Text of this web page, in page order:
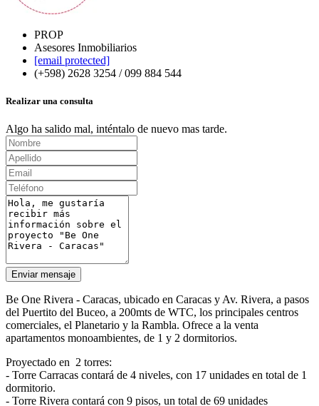
PROP
Asesores Inmobiliarios
[email protected]
(+598) 2628 3254 / 099 884 544
Realizar una consulta
Algo ha salido mal, inténtalo de nuevo mas tarde.
Enviar mensaje
Be One Rivera - Caracas, ubicado en Caracas y Av. Rivera, a pasos
del Puertito del Buceo, a 200mts de WTC, los principales centros
comerciales, el Planetario y la Rambla. Ofrece a la venta
apartamentos monoambientes, de 1 y 2 dormitorios.
Proyectado en 2 torres:
- Torre Carracas contará de 4 niveles, con 17 unidades en total de 1
dormitorio.
- Torre Rivera contará con 9 pisos, un total de 69 unidades